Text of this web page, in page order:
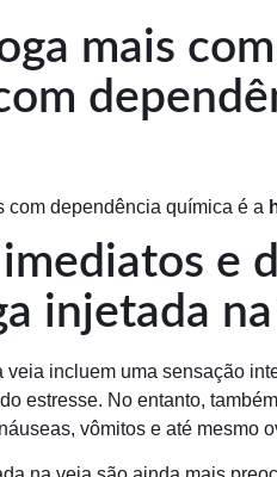
mais
com dependência química é a
e
injetada na
incluem uma sensação
estresse. No entanto,
vômitos e até mesmo